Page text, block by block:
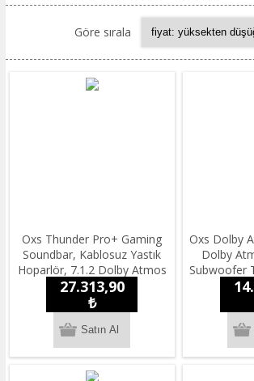
Göre sırala
Oxs Thunder Pro+ Gaming
Soundbar, Kablosuz Yastık
Hoparlör, 7.1.2 Dolby Atmos
Hdmı Earc, 3D Ses, Güçlü
Dahili Woofer
27.313,90
₺
Oxs Dolby
Dolby
Subwoofer